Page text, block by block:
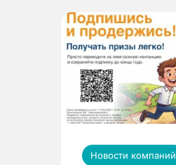
Новости компаний